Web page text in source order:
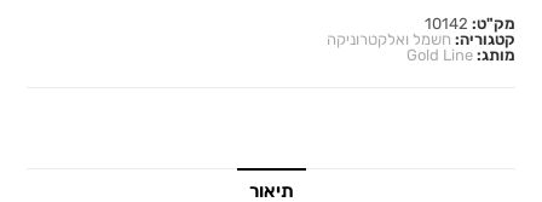
מק"ט: 10142
קטגוריה: חשמל ואלקטרוניקה
מותג:Gold Line
תיאור